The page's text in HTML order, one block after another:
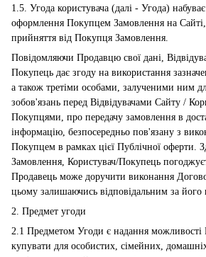
1.5. Угода користувача (далі - Угода)
оформлення Покупцем Замовлення на
прийняття від Покупця Замовлення.
Повідомляючи Продавцю свої дані,
Покупець дає згоду на використання
а також третіми особами, залученими ним
зобов'язань перед Відвідувачами Сайту /
Покупцями, про передачу замовлення в
інформацію, безпосередньо пов'язану з
Покупцем в рамках цієї Публічної оферти.
Замовлення, Користувач/Покупець
Продавець може доручити виконання
цьому залишаючись відповідальним за його
2. Предмет угоди
2.1 Предметом Угоди є надання можливості
купувати для особистих, сімейних,